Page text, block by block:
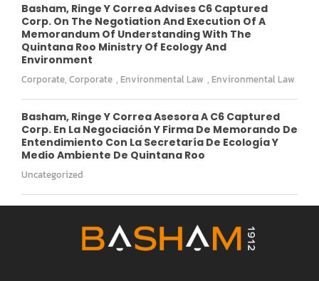
Basham, Ringe Y Correa Advises C6 Captured
Corp. On The Negotiation And Execution Of A
Memorandum Of Understanding With The
Quintana Roo Ministry Of Ecology And
Environment
Corporate, Corporate , Environmental Law , Environmental Law
Basham, Ringe Y Correa Asesora A C6 Captured
Corp. En La Negociación Y Firma De Memorando De
Entendimiento Con La Secretaría De Ecología Y
Medio Ambiente De Quintana Roo
Uncategorized